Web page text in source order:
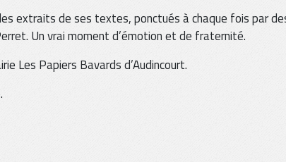
extraits de ses textes, ponctués à chaque fois par
Un vrai moment d’émotion et de fraternité.
Les Papiers Bavards d’Audincourt.